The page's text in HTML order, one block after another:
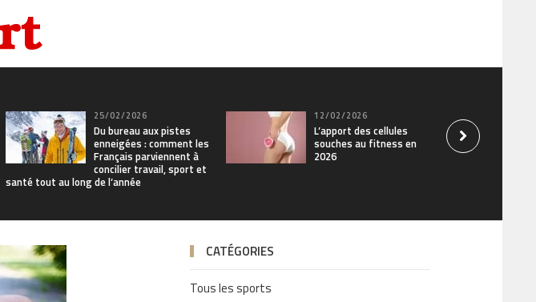
25/02/2026
Du bureau aux pistes
enneigées : comment les
Français parviennent à
concilier travail, sport et
santé tout au long de l’année
12/02/2026
L’apport des cellules
souches au fitness en
2026
CATÉGORIES
Tous les sports